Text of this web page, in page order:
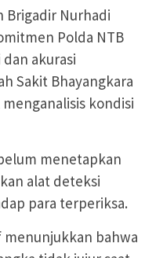
Brigadir Nurhadi
Polda NTB
akurasi
Sakit Bhayangkara
kondisi
menetapkan
alat deteksi
para terperiksa.
menunjukkan bahwa